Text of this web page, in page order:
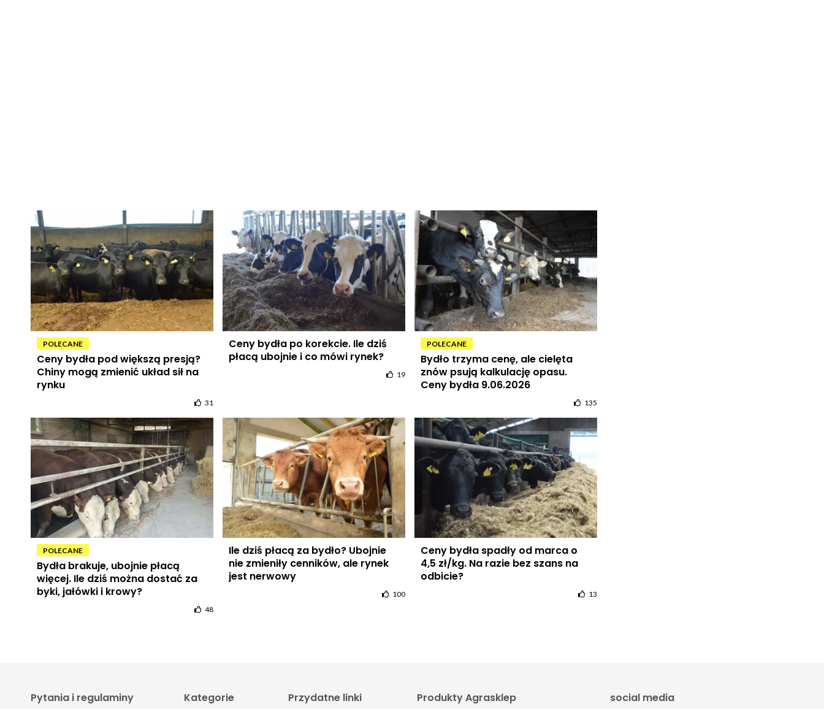
POLECANE
Ceny bydła pod większą presją?
Chiny mogą zmienić układ sił na
rynku
31
Ceny bydła po korekcie. Ile dziś
płacą ubojnie i co mówi rynek?
19
POLECANE
Bydło trzyma cenę, ale cielęta
znów psują kalkulację opasu.
Ceny bydła 9.06.2026
135
POLECANE
Bydła brakuje, ubojnie płacą
więcej. Ile dziś można dostać za
byki, jałówki i krowy?
48
Ile dziś płacą za bydło? Ubojnie
nie zmieniły cenników, ale rynek
jest nerwowy
100
Ceny bydła spadły od marca o
4,5 zł/kg. Na razie bez szans na
odbicie?
13
Pytania i regulaminy
Kategorie
Produkty Agrasklep
Przydatne linki social media